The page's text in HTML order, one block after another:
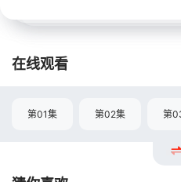
在线观看
第01集 第02集 第